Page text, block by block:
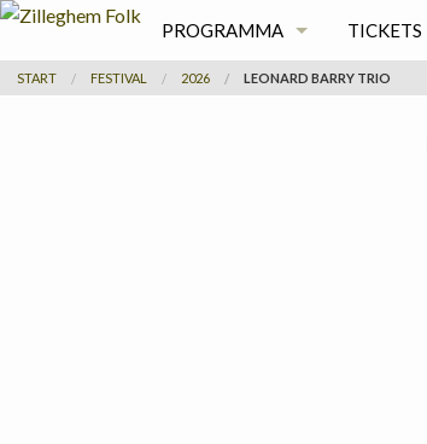
PROGRAMMA
VRIJDAG
TICKETS
START FESTIVAL 2026 LEONARD BARRY TRIO